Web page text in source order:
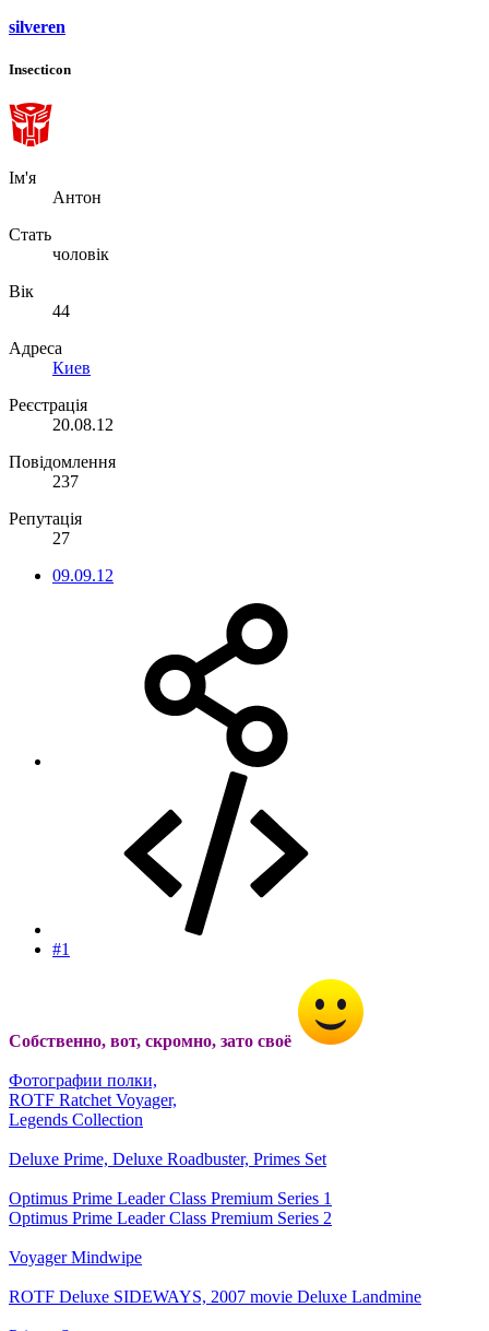
silveren
Insecticon
Ім'я
Антон
Стать
чоловік
Вік
44
Адреса
Киев
Реєстрація
20.08.12
Повідомлення
237
Репутація
27
09.09.12
#1
Собственно, вот, скромно, зато своё
Фотографии полки,
ROTF Ratchet Voyager,
Legends Collection
Deluxe Prime, Deluxe Roadbuster, Primes Set
Optimus Prime Leader Class Premium Series 1
Optimus Prime Leader Class Premium Series 2
Voyager Mindwipe
ROTF Deluxe SIDEWAYS, 2007 movie Deluxe Landmine